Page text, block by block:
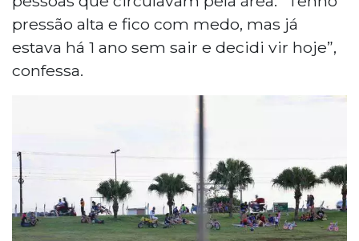
pressão alta e fico com medo, mas já
estava há 1 ano sem sair e decidi vir hoje”,
confessa.